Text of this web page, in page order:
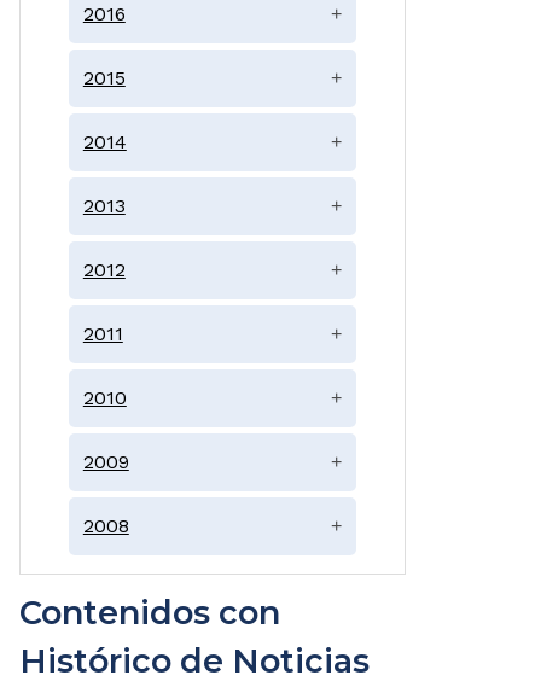
2016 +
2015 +
2014 +
2013 +
2012 +
2011 +
2010 +
2009 +
2008 +
Contenidos con
Histórico de Noticias